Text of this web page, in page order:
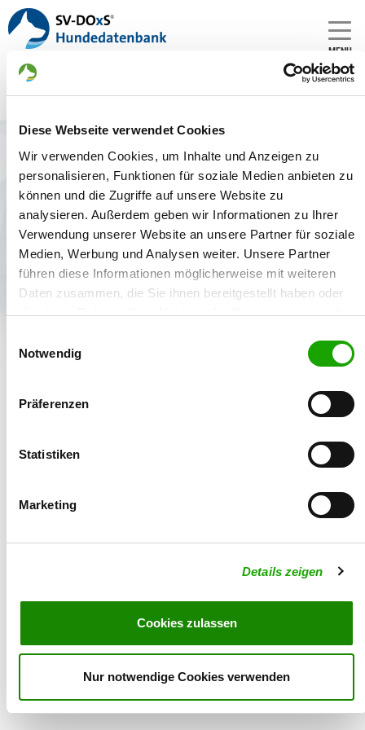
Diese Webseite verwendet Cookies
Wir verwenden Cookies, um Inhalte und Anzeigen zu
personalisieren, Funktionen für soziale Medien anbieten zu
können und die Zugriffe auf unsere Website zu
analysieren. Außerdem geben wir Informationen zu Ihrer
Verwendung unserer Website an unsere Partner für soziale
Medien, Werbung und Analysen weiter. Unsere Partner
führen diese Informationen möglicherweise mit weiteren
Daten zusammen, die Sie ihnen bereitgestellt haben oder
die sie im Rahmen Ihrer Nutzung der Dienste gesammelt
Sie unsere Webseite weiterhin nutzen.
Notwendig
Präferenzen
Statistiken
Marketing
Details zeigen
Cookies zulassen
Nur notwendige Cookies verwenden
MENU
Zwinger: von den zwölf Apostel
Gründungsdatum:
20.12.2016
Züchter:
Erika Franz, 96365 Nordhalben - Deutschland
Zwinger Welpenangebote Deckakte
© 2026 - Verein für Deutsche Schäferhunde (SV) e.V.